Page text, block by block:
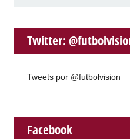
Twitter:
Tweets por @futbolvision
Facebook